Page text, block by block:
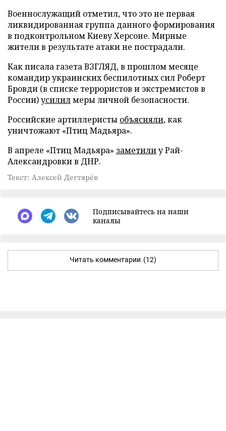
Военнослужащий отметил, что это не первая
ликвидированная группа данного формирования
в подконтрольном Киеву Херсоне. Мирные
жители в результате атаки не пострадали.
Как писала газета ВЗГЛЯД, в прошлом месяце
командир украинских беспилотных сил Роберт
Бровди (в списке террористов и экстремистов в
России)усилилмеры личной безопасности.
Российские артиллеристы объясняли, как
уничтожают «Птиц Мадьяра».
В апреле «Птиц Мадьяра» заметилиу Рай-
Александровки в ДНР.
Текст: Алексей Дегтярёв
Подписывайтесь на наши
каналы
Читать комментарии (12)